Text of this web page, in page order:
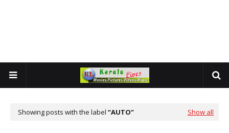
Showing posts with the label AUTO Show all